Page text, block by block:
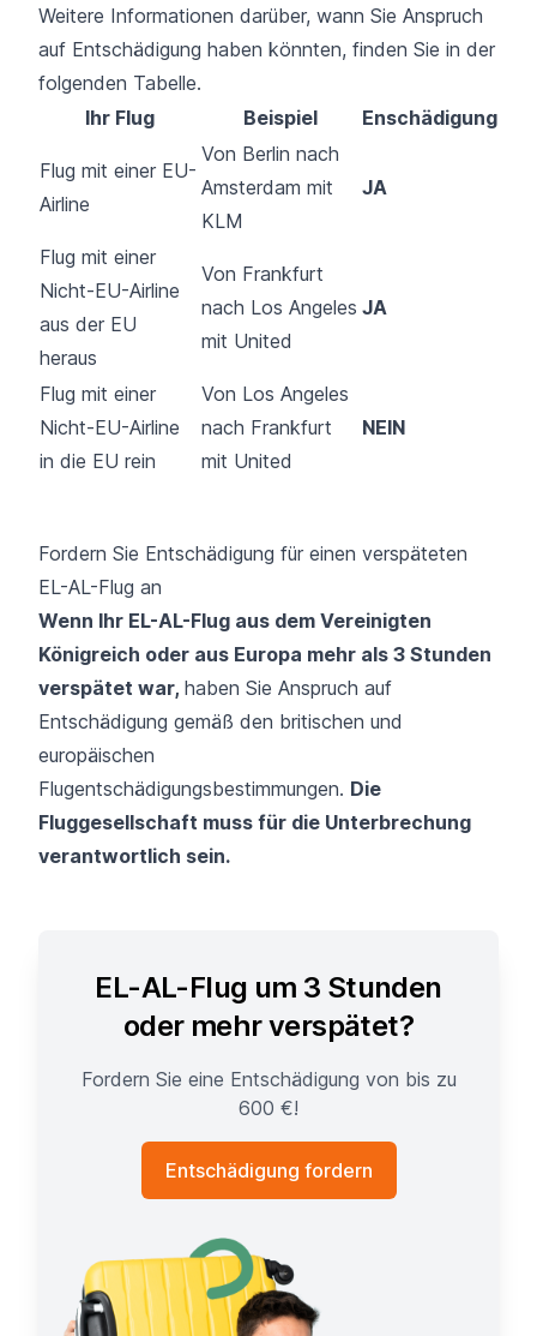
Weitere Informationen darüber, wann Sie Anspruch
auf Entschädigung haben könnten, finden Sie in der
folgenden Tabelle.
Ihr Flug
Beispiel Enschädigung
Flug mit einer EU-
Airline
Von Berlin nach
Amsterdam mit
KLM
JA
Flug mit einer
Nicht-EU-Airline
aus der EU
heraus
Von Frankfurt
nach Los Angeles
mit United
JA
Flug mit einer
Nicht-EU-Airline
in die EU rein
Von Los Angeles
nach Frankfurt
mit United
NEIN
Fordern Sie Entschädigung für einen verspäteten
EL-AL-Flug an
Wenn Ihr EL-AL-Flug aus dem Vereinigten
Königreich oder aus Europa mehr als 3 Stunden
verspätet war, haben Sie Anspruch auf
Entschädigung gemäß den britischen und
europäischen
Flugentschädigungsbestimmungen. Die
Fluggesellschaft muss für die Unterbrechung
verantwortlich sein.
EL-AL-Flug um 3 Stunden
oder mehr verspätet?
Fordern Sie eine Entschädigung von bis zu
600 €!
Entschädigung fordern